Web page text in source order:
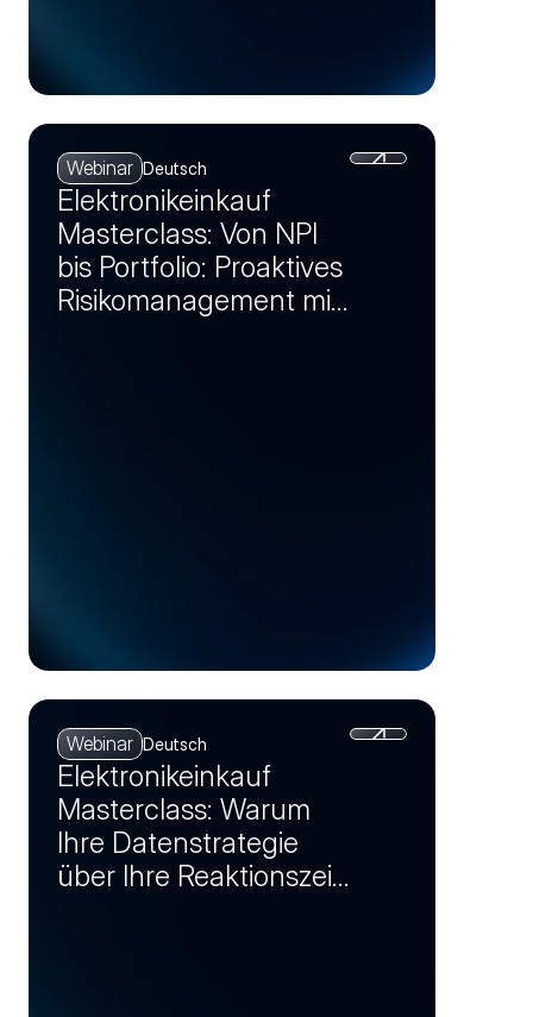
Webinar Deutsch
Elektronikeinkauf
Masterclass: Von NPI
bis Portfolio: Proaktives
Risikomanagement mit
Webinar Deutsch
Elektronikeinkauf
Masterclass: Warum
Ihre Datenstrategie
über Ihre Reaktionszeit